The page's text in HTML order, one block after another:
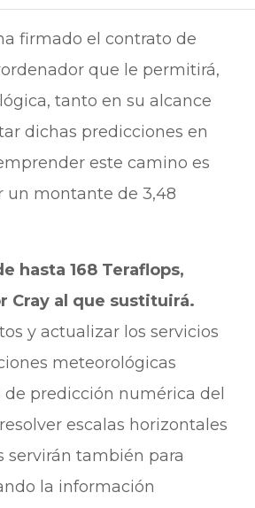
firmado el contrato de
que le permitirá,
tanto en su alcance
dichas predicciones en
este camino es
un montante de 3,48
hasta 168 Teraflops,
Cray al que sustituirá.
y actualizar los servicios
meteorológicas
predicción numérica del
escalas horizontales
servirán también para
la información